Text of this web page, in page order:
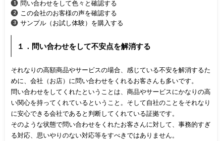
問い合わせをして色々と確認する
この会社のお客様の声を確認する
サンプル（お試し体験）を購入する
１．問い合わせをして不安点を解消する
それなりの高額商品やサービスの場合、感じている不安を解消するた
めに、会社（お店）に問い合わせをくれるお客さんも多いです。
問い合わせをしてくれたということは、商品やサービスにかなりの高
い関心を持ってくれているということ。そして自社のことをそれなり
に安心できる会社であると判断してくれている証拠です。
そのような状態で問い合わせをくれたお客さんに対して、事務的すぎ
る対応、思いやりのない対応等をすべきではありません。